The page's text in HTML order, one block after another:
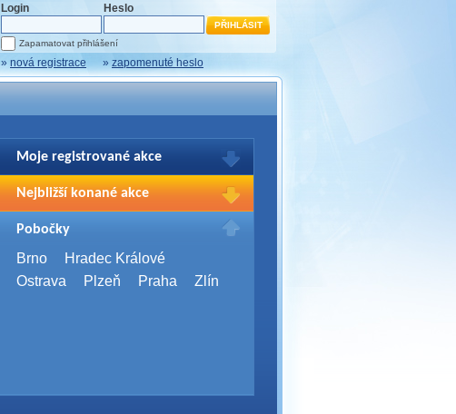
Login Heslo
Zapamatovat přihlášení
» nová registrace » zapomenuté heslo
Moje registrované akce
Pro zobrazení Vašich registrací na akce
se prosím přihlašte.
Nejbližší konané akce
WUG Days 2026
4. 9. 2026,Brno
SQL Server Bootcamp 2026
Pobočky
Brno
Hradec Králové
Ostrava
Plzeň Praha Zlín